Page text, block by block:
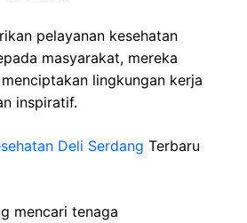
pelayanan kesehatan
masyarakat, mereka
lingkungan kerja
inspiratif.
Deli Serdang Terbaru
mencari tenaga